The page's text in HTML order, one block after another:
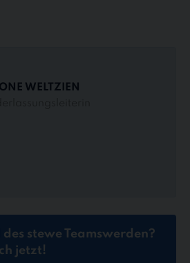
WELTZIEN
stewe Teamswerden?
jetzt!